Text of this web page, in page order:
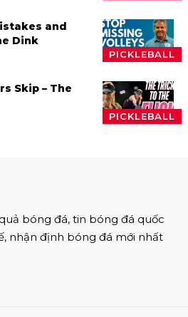
PICKLEBALL
and
Dink
PICKLEBALL
Skip – The
bóng đá, tin bóng đá quốc
nhận định bóng đá mới nhất